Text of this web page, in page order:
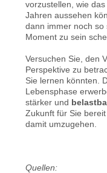
vorzustellen, wie
Jahren aussehen
dann immer noch so
Moment zu sein
Versuchen Sie, den
Perspektive zu
Sie lernen könnten.
Lebensphase
stärker und
Zukunft für Sie
damit umzugehen.
Quellen: